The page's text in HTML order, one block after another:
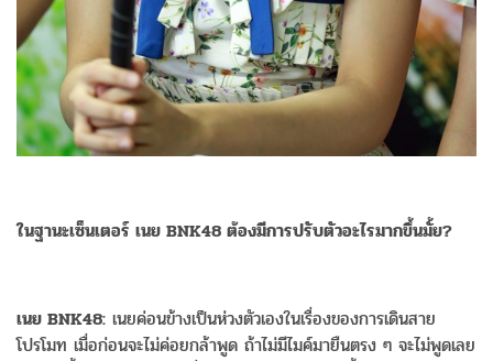
ในฐานะเซ็นเตอร์ เนย BNK48 ต้องมีการปรับตัวอะไรมากขึ้นมั้ย?
เนย BNK48: เนยค่อนข้างเป็นห่วงตัวเองในเรื่องของการเดินสาย
โปรโมท เมื่อก่อนจะไม่ค่อยกล้าพูด ถ้าไม่มีไมค์มายืนตรง ๆ จะไม่พูดเลย